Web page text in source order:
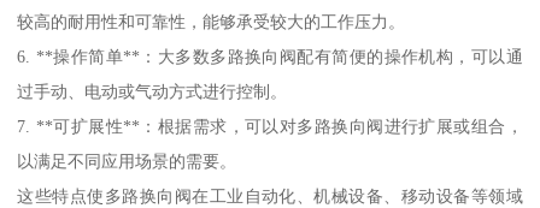
较高的耐用性和可靠性，能够承受较大的工作压力。
6. **操作简单**：大多数多路换向阀配有简便的操作机构，可以通
过手动、电动或气动方式进行控制。
7. **可扩展性**：根据需求，可以对多路换向阀进行扩展或组合，
以满足不同应用场景的需要。
这些特点使多路换向阀在工业自动化、机械设备、移动设备等领域